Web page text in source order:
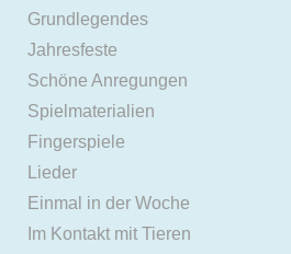
Grundlegendes
Jahresfeste
Schöne Anregungen
Spielmaterialien
Fingerspiele
Lieder
Einmal in der Woche
Im Kontakt mit Tieren